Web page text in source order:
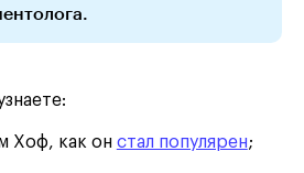
Хоф, как он стал популярен;